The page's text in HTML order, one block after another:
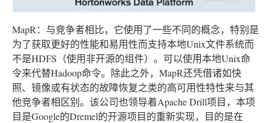
MapR：与竞争者相比，它使用了一些不同的概念，特别是
为了获取更好的性能和易用性而支持本地Unix文件系统而
不是HDFS（使用非开源的组件）。可以使用本地Unix命
令来代替Hadoop命令。除此之外，MapR还凭借诸如快
照、镜像或有状态的故障恢复之类的高可用性特性来与其
他竞争者相区别。该公司也领导着Apache Drill项目，本项
目是Google的Dremel的开源项目的重新实现，目的是在